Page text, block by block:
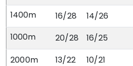
1400m 16/28 14/26
1000m
20/28 16/25
2000m
13/22 10/21